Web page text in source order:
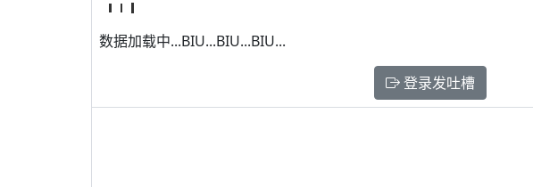
数据加载中...BIU...BIU...BIU...
登录发吐槽